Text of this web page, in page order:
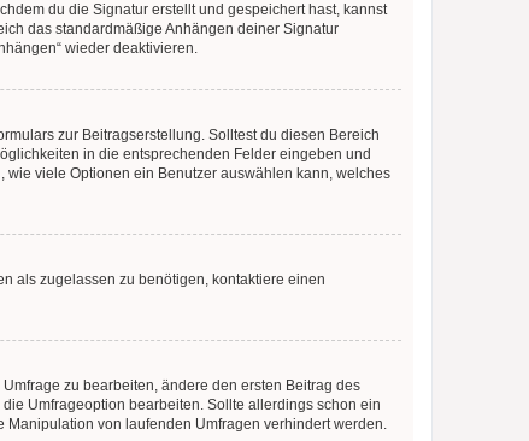
du die Signatur erstellt und gespeichert hast, kannst
das standardmäßige Anhängen deiner Signatur
wieder deaktivieren.
zur Beitragserstellung. Solltest du diesen Bereich
in die entsprechenden Felder eingeben und
wie viele Optionen ein Benutzer auswählen kann, welches
als zugelassen zu benötigen, kontaktiere einen
zu bearbeiten, ändere den ersten Beitrag des
Umfrageoption bearbeiten. Sollte allerdings schon ein
von laufenden Umfragen verhindert werden.